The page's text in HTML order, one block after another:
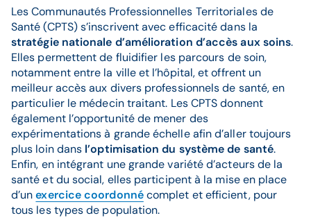
Les Communautés Professionnelles Territoriales de
Santé (CPTS) s’inscrivent avec efficacité dans la
stratégie nationale d’amélioration d’accès aux soins.
Elles permettent de fluidifier les parcours de soin,
notamment entre la ville et l’hôpital, et offrent un
meilleur accès aux divers professionnels de santé, en
particulier le médecin traitant. Les CPTS donnent
également l’opportunité de mener des
expérimentations à grande échelle afin d’aller toujours
plus loin dans l’optimisation du système de santé.
Enfin, en intégrant une grande variété d’acteurs de la
santé et du social, elles participent à la mise en place
d’unexercice coordonnécomplet et efficient, pour
tous les types de population.